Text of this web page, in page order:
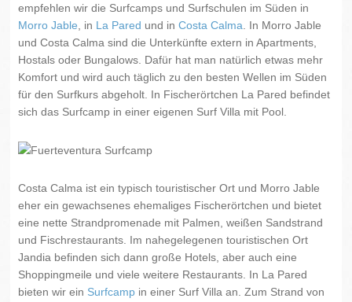
empfehlen wir die Surfcamps und Surfschulen im Süden in
Morro Jable , in La Pared und inCosta Calma . In Morro Jable
und Costa Calma sind die Unterkünfte extern in Apartments,
Hostals oder Bungalows. Dafür hat man natürlich etwas mehr
Komfort und wird auch täglich zu den besten Wellen im Süden
für den Surfkurs abgeholt. In Fischerörtchen La Pared befindet
sich das Surfcamp in einer eigenen Surf Villa mit Pool.
Costa Calma ist ein typisch touristischer Ort und Morro Jable
eher ein gewachsenes ehemaliges Fischerörtchen und bietet
eine nette Strandpromenade mit Palmen, weißen Sandstrand
und Fischrestaurants. Im nahegelegenen touristischen Ort
Jandia befinden sich dann große Hotels, aber auch eine
Shoppingmeile und viele weitere Restaurants. In La Pared
bieten wir ein Surfcamp in einer Surf Villa an. Zum Strand von